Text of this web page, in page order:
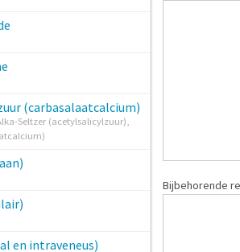
(carbasalaatcalcium)
Seltzer (acetylsalicylzuur),
en intraveneus)
Bijbehorende